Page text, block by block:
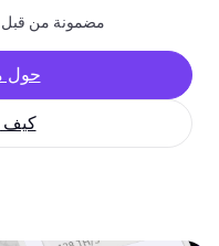
مضمونة من قبل
حول
كيف